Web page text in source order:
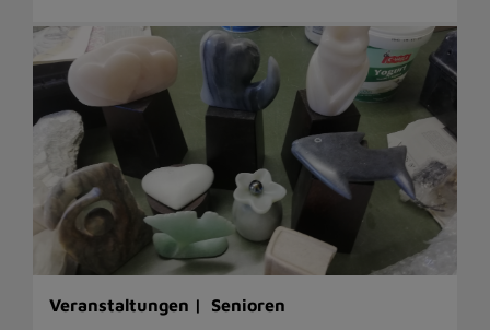
Veranstaltungen | Senioren